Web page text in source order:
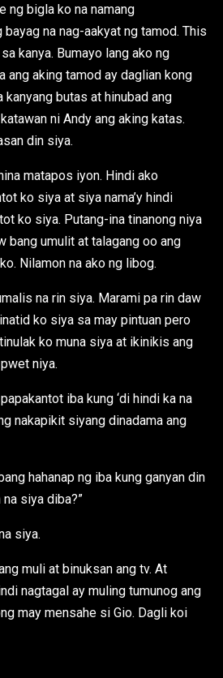
ng bigla ko na namang
bayag na nag-aakyat ng tamod. This
kanya. Bumayo lang ako ng
ang aking tamod ay daglian kong
butas at hinubad ang
ni Andy ang aking katas.
din siya.
matapos iyon. Hindi ako
ko siya at siya nama’y hindi
ko siya. Putang-ina tinanong niya
bang umulit at talagang oo ang
Nilamon na ako ng libog.
na rin siya. Marami pa rin daw
ko siya sa may pintuan pero
ko muna siya at ikinikis ang
niya.
iba kung ‘di hindi ka na
nakapikit siyang dinadama ang
hahanap ng iba kung ganyan din
siya diba?”
siya.
muli at binuksan ang tv. At
nagtagal ay muling tumunog ang
may mensahe si Gio. Dagli koi